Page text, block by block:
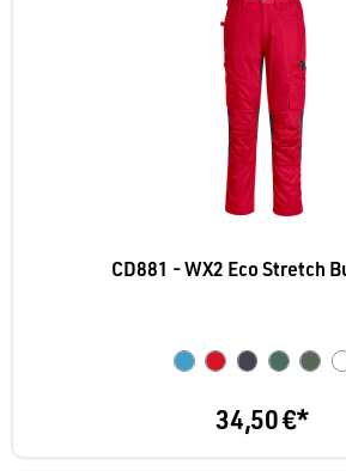
CD881 - WX2 Eco Stretch
34,50 €*